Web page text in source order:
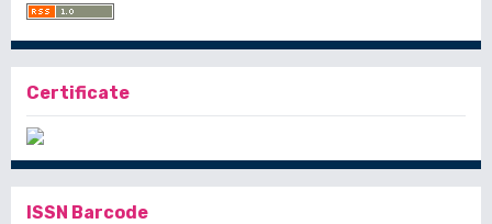
Certificate
ISSN Barcode